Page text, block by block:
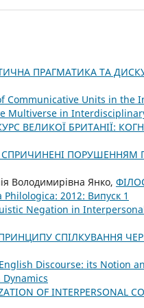
ПРАГМАТИКА ТА
Communicative Units in the
Multiverse in
ВЕЛИКОЇ БРИТАНІЇ:
СПРИЧИНЕНІ ПОРУШЕННЯМ
Володимирівна Янко,
Philologica: 2012: Випуск 1
Negation in
СПІЛКУВАННЯ
Discourse: its Notion
Dynamics
OF INTERPERSONAL